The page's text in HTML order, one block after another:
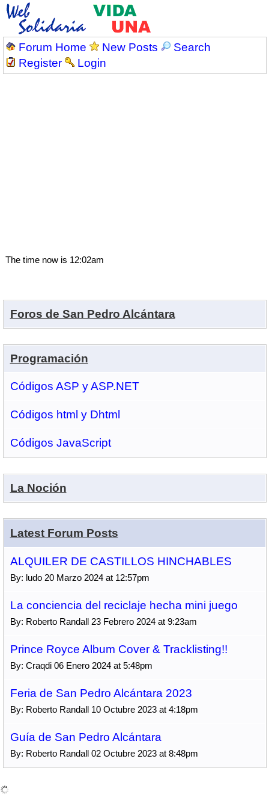
Forum Home New Posts
Search
Register
Login
The time now is 12:02am
Foros de San Pedro Alcántara
Programación
Códigos ASP y ASP.NET
Códigos html y Dhtml
Códigos JavaScript
La Noción
Latest Forum Posts
ALQUILER DE CASTILLOS HINCHABLES
By: ludo 20 Marzo 2024 at 12:57pm
La conciencia del reciclaje hecha mini juego
By: Roberto Randall 23 Febrero 2024 at 9:23am
Prince Royce Album Cover & Tracklisting!!
By: Craqdi 06 Enero 2024 at 5:48pm
Feria de San Pedro Alcántara 2023
By: Roberto Randall 10 Octubre 2023 at 4:18pm
Guía de San Pedro Alcántara
By: Roberto Randall 02 Octubre 2023 at 8:48pm